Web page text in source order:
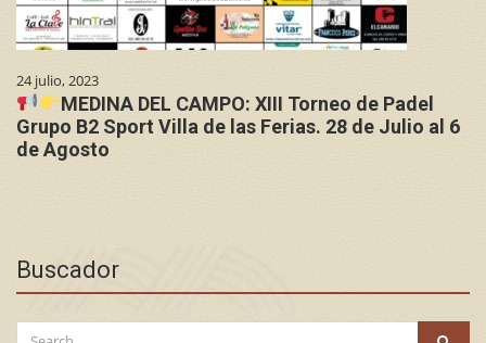
24 julio, 2023
MEDINA DEL CAMPO: XIII Torneo de Padel
Grupo B2 Sport Villa de las Ferias. 28 de Julio al 6
de Agosto
Buscador